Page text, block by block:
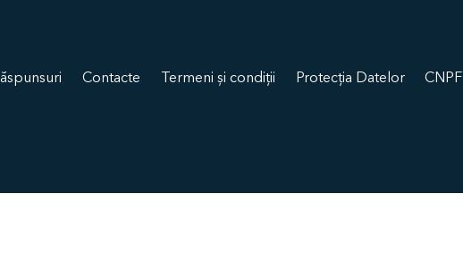
Contacte Termeni și condiții Protecția Datelor CNPF